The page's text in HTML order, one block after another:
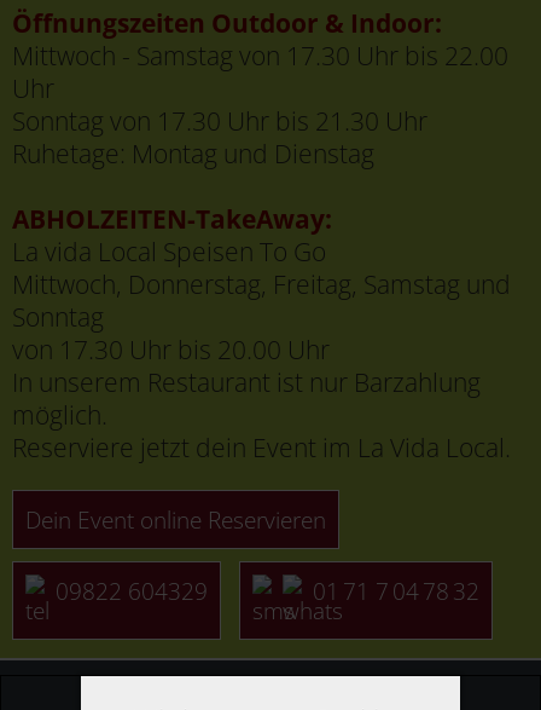
Öffnungszeiten Outdoor & Indoor:
Mittwoch - Samstag von 17.30 Uhr bis 22.00
Uhr
Sonntag von 17.30 Uhr bis 21.30 Uhr
Ruhetage: Montag und Dienstag
ABHOLZEITEN-TakeAway:
La vida Local Speisen To Go
Mittwoch, Donnerstag, Freitag, Samstag und
Sonntag
von 17.30 Uhr bis 20.00 Uhr
In unserem Restaurant ist nur Barzahlung
möglich.
Reserviere jetzt dein Event im La Vida Local.
Dein Event online Reservieren
09822 604329 01 71 7 04 78 32